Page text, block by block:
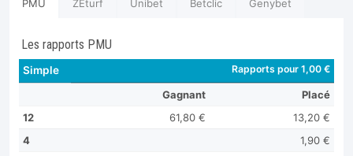
PMU ZEturf Unibet Betclic Genybet
Les rapports PMU
Simple Rapports pour 1,00 €
Gagnant
Placé
12
61,80 €
13,20 €
4
1,90 €